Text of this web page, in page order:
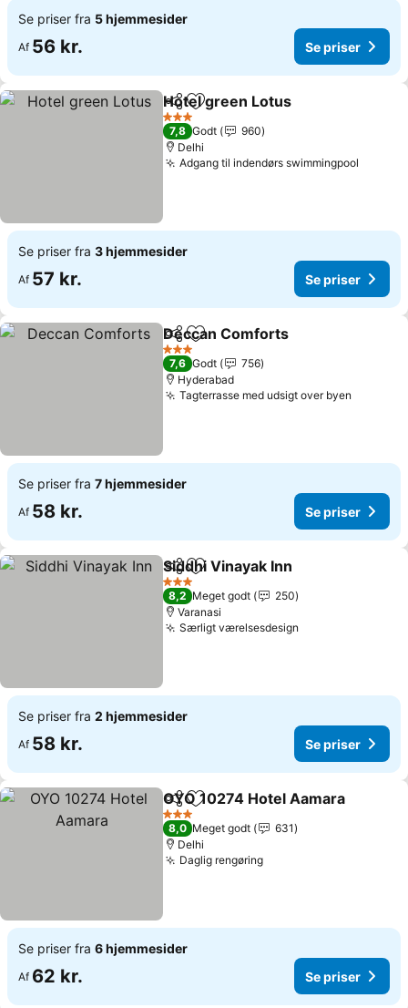
Se priser fra 5 hjemmesider
Af 56 kr. Se priser
Del Føj til favoritter
Hotel green Lotus
3 Stjerner
7,8 Godt
960
Delhi
Adgang til indendørs swimmingpool
Se priser fra 3 hjemmesider
Af 57 kr. Se priser
Del Føj til favoritter
Deccan Comforts
3 Stjerner
7,6 Godt
756
Hyderabad
Tagterrasse med udsigt over byen
Se priser fra 7 hjemmesider
Af 58 kr. Se priser
Del Føj til favoritter
Siddhi Vinayak Inn
3 Stjerner
8,2 Meget godt
250
Varanasi
Særligt værelsesdesign
Se priser fra 2 hjemmesider
Af 58 kr. Se priser
Del Føj til favoritter
OYO 10274 Hotel Aamara
3 Stjerner
8,0 Meget godt
631
Delhi
Daglig rengøring
Se priser fra 6 hjemmesider
Af 62 kr. Se priser